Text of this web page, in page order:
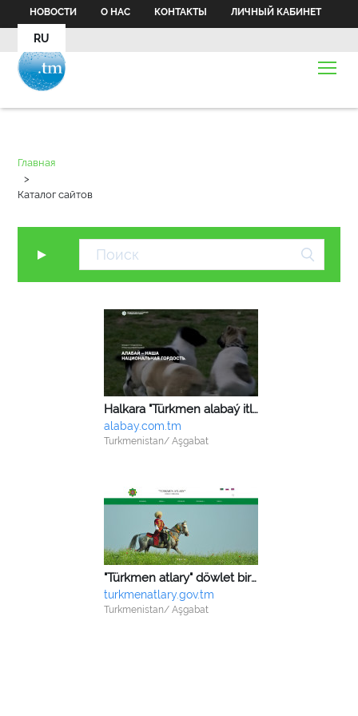
НОВОСТИ О НАС КОНТАКТЫ ЛИЧНЫЙ КАБИНЕТ
RU
Главная
>
Каталог сайтов
▼
Halkara "Türkmen alabaý itleri" assosiasiýasy
alabay.com.tm
Turkmenistan/ Aşgabat
"Türkmen atlary" döwlet birleşigi
turkmenatlary.gov.tm
Turkmenistan/ Aşgabat